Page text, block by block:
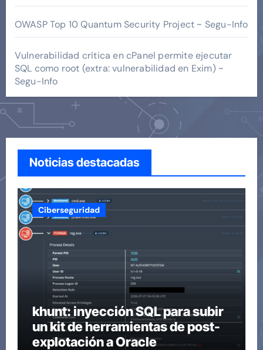
OWASP Top 10 Quantum Security Project ~ Segu-Info
Vulnerabilidad crítica en cPanel permite ejecutar
SQL como root (extra: vulnerabilidad en Exim) ~
Segu-Info
Noticias destacadas
Ciberseguridad
khunt: inyección SQL para subir
un kit de herramientas de post-
explotación a Oracle